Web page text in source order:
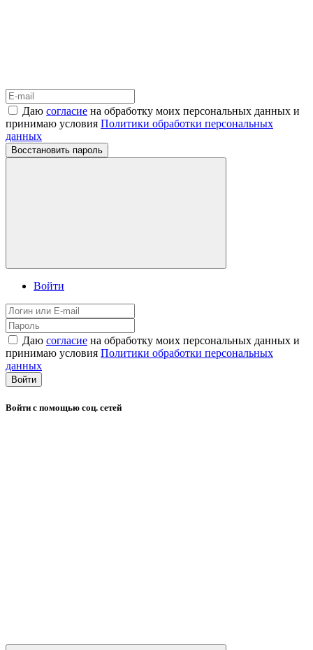
Даю согласие на обработку моих персональных данных и
принимаю условия Политики обработки персональных
данных
Восстановить пароль
Войти
Даю согласие на обработку моих персональных данных и
принимаю условия Политики обработки персональных
данных
Войти
Войти с помощью соц. сетей